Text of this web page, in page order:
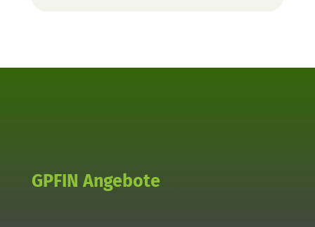
GPFIN Angebote